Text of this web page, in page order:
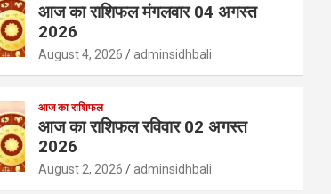
आज का राशिफल मंगलवार 04 अगस्त
2026
August 4, 2026 adminsidhbali
आज का राशिफल
आज का राशिफल रविवार 02 अगस्त
2026
August 2, 2026 adminsidhbali